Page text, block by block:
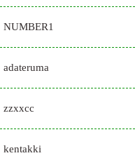
NUMBER1
adateruma
zzxxcc
kentakki